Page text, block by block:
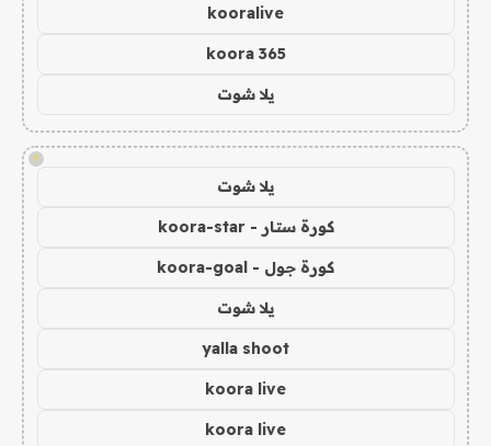
kooralive
koora 365
يلا شوت
!
يلا شوت
كورة ستار - koora-star
كورة جول - koora-goal
يلا شوت
yalla shoot
koora live
koora live